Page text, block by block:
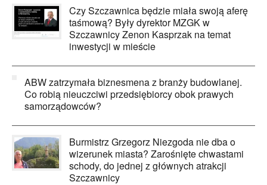
Czy Szczawnica będzie miała swoją aferę
taśmową? Były dyrektor MZGK w
Szczawnicy Zenon Kasprzak na temat
inwestycji w mieście
ABW zatrzymała biznesmena z branży budowlanej.
Co robią nieuczciwi przedsiębiorcy obok prawych
samorządowców?
Burmistrz Grzegorz Niezgoda nie dba o
wizerunek miasta? Zarośnięte chwastami
schody, do jednej z głównych atrakcji
Szczawnicy